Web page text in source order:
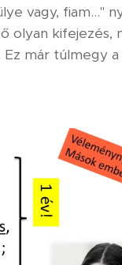
vagy, fiam..."
kifejezés,
már túlmegy